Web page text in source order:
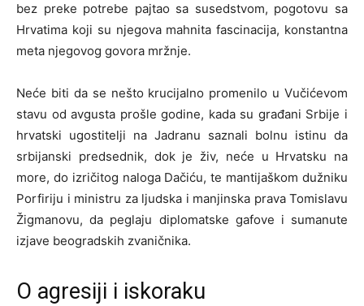
bez preke potrebe pajtao sa susedstvom, pogotovu sa
Hrvatima koji su njegova mahnita fascinacija, konstantna
meta njegovog govora mržnje.
Neće biti da se nešto krucijalno promenilo u Vučićevom
stavu od avgusta prošle godine, kada su građani Srbije i
hrvatski ugostitelji na Jadranu saznali bolnu istinu da
srbijanski predsednik, dok je živ, neće u Hrvatsku na
more, do izričitog naloga Dačiću, te mantijaškom dužniku
Porfiriju i ministru za ljudska i manjinska prava Tomislavu
Žigmanovu, da peglaju diplomatske gafove i sumanute
izjave beogradskih zvaničnika.
O agresiji i iskoraku